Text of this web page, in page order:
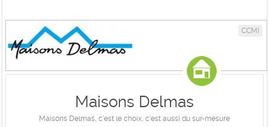
CCMI
Maisons Delmas
Maisons Delmas, c'est le choix, c'est aussi du sur-mesure